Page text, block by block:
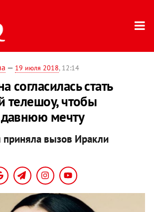
— 19 июля 2018, 12:14
согласилась стать
телешоу, чтобы
давнюю мечту
вызов Иракли